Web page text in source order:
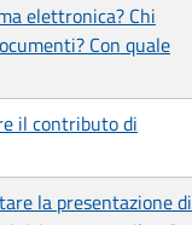
elettronica? Chi
Con quale
il contributo di
la presentazione di